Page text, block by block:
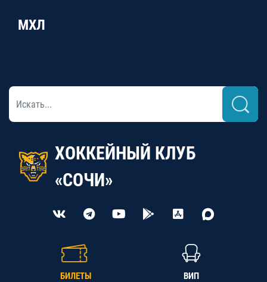
МХЛ
ХОККЕЙНЫЙ КЛУБ
«СОЧИ»
БИЛЕТЫ ВИП